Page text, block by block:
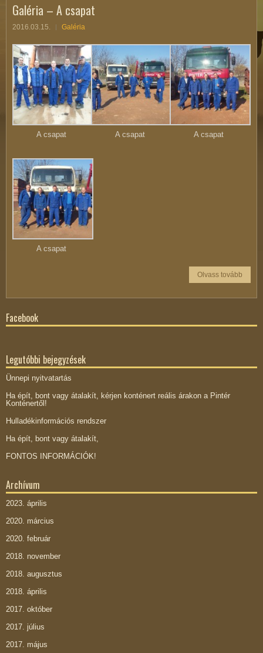
Galéria – A csapat
2016.03.15. Galéria
A csapat A csapat A csapat
A csapat
Olvass tovább
Facebook
Legutóbbi bejegyzések
Ünnepi nyitvatartás
Ha épít, bont vagy átalakít, kérjen konténert reális árakon a Pintér
Konténertől!
Hulladékinformációs rendszer
Ha épít, bont vagy átalakít,
FONTOS INFORMÁCIÓK!
Archívum
2023. április
2020. március
2020. február
2018. november
2018. augusztus
2018. április
2017. október
2017. július
2017. május